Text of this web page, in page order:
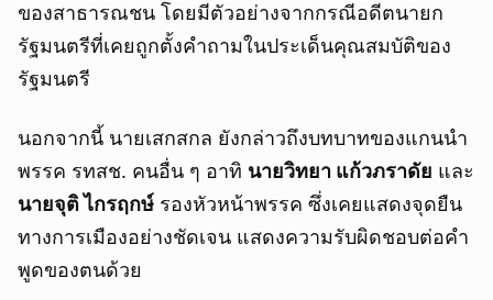
ของสาธารณชน โดยมีตัวอย่างจากกรณีอดีตนายก
รัฐมนตรีที่เคยถูกตั้งคำถามในประเด็นคุณสมบัติของ
รัฐมนตรี
นอกจากนี้ นายเสกสกล ยังกล่าวถึงบทบาทของแกนนำ
พรรค รทสช. คนอื่น ๆ อาทิ นายวิทยา แก้วภราดัย และ
นายจุติ ไกรฤกษ์ รองหัวหน้าพรรค ซึ่งเคยแสดงจุดยืน
ทางการเมืองอย่างชัดเจน แสดงความรับผิดชอบต่อคำ
พูดของตนด้วย